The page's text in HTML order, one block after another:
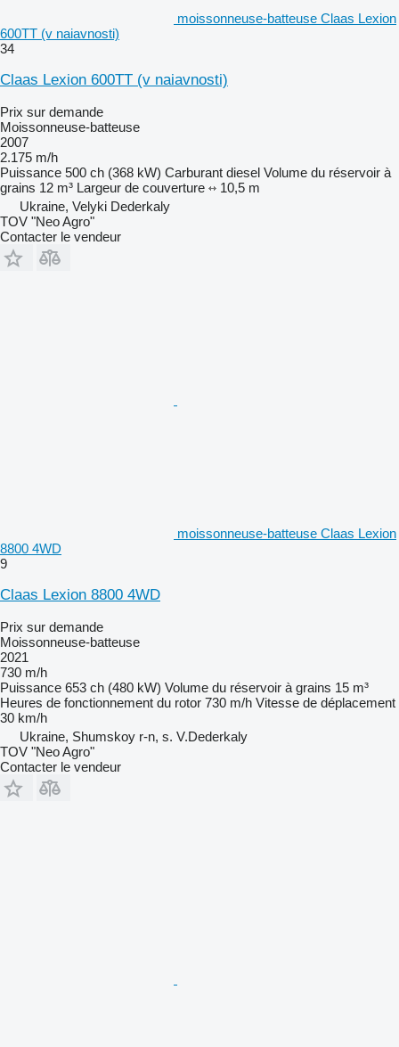
moissonneuse-batteuse Claas Lexion
600TT (v naiavnosti)
34
Claas Lexion 600TT (v naiavnosti)
Prix sur demande
Moissonneuse-batteuse
2007
2.175 m/h
Puissance 500 ch (368 kW) Carburant diesel Volume du réservoir à
grains 12 m³ Largeur de couverture
10,5 m
Ukraine, Velyki Dederkaly
TOV "Neo Agro"
Contacter le vendeur
moissonneuse-batteuse Claas Lexion
8800 4WD
9
Claas Lexion 8800 4WD
Prix sur demande
Moissonneuse-batteuse
2021
730 m/h
Puissance 653 ch (480 kW) Volume du réservoir à grains 15 m³
Heures de fonctionnement du rotor 730 m/h Vitesse de déplacement
30 km/h
Ukraine, Shumskoy r-n, s. V.Dederkaly
TOV "Neo Agro"
Contacter le vendeur